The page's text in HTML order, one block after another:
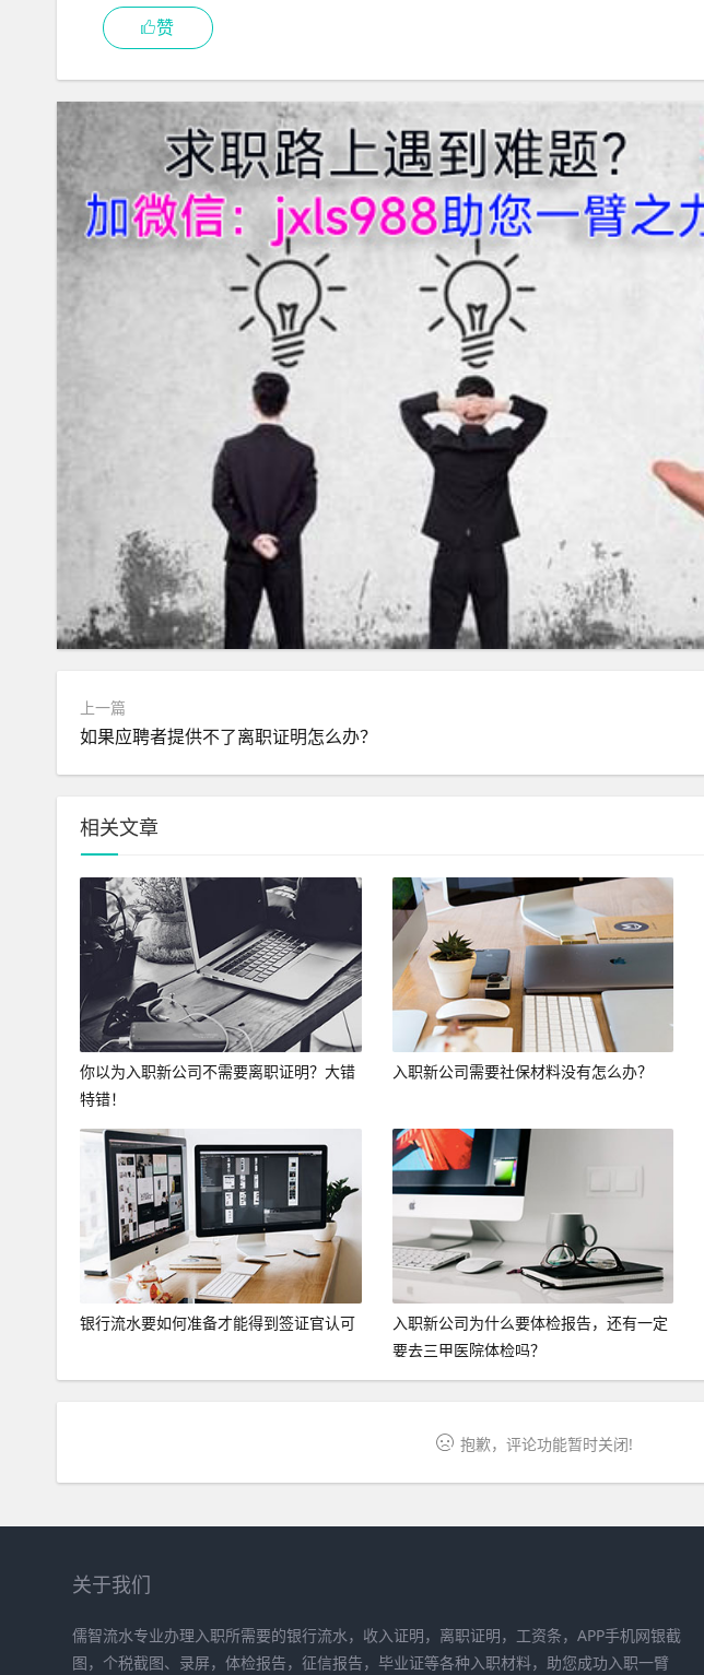
赞
上一篇
如果应聘者提供不了离职证明怎么办？
相关文章
你以为入职新公司不需要离职证明？大错
特错！
入职新公司需要社保材料没有怎么办？
银行流水要如何准备才能得到签证官认可
入职新公司为什么要体检报告，还有一定
要去三甲医院体检吗？
抱歉，评论功能暂时关闭!
关于我们
儒智流水专业办理入职所需要的银行流水，收入证明，离职证明，工资条，APP手机网银截
图，个税截图、录屏，体检报告，征信报告，毕业证等各种入职材料，助您成功入职一臂